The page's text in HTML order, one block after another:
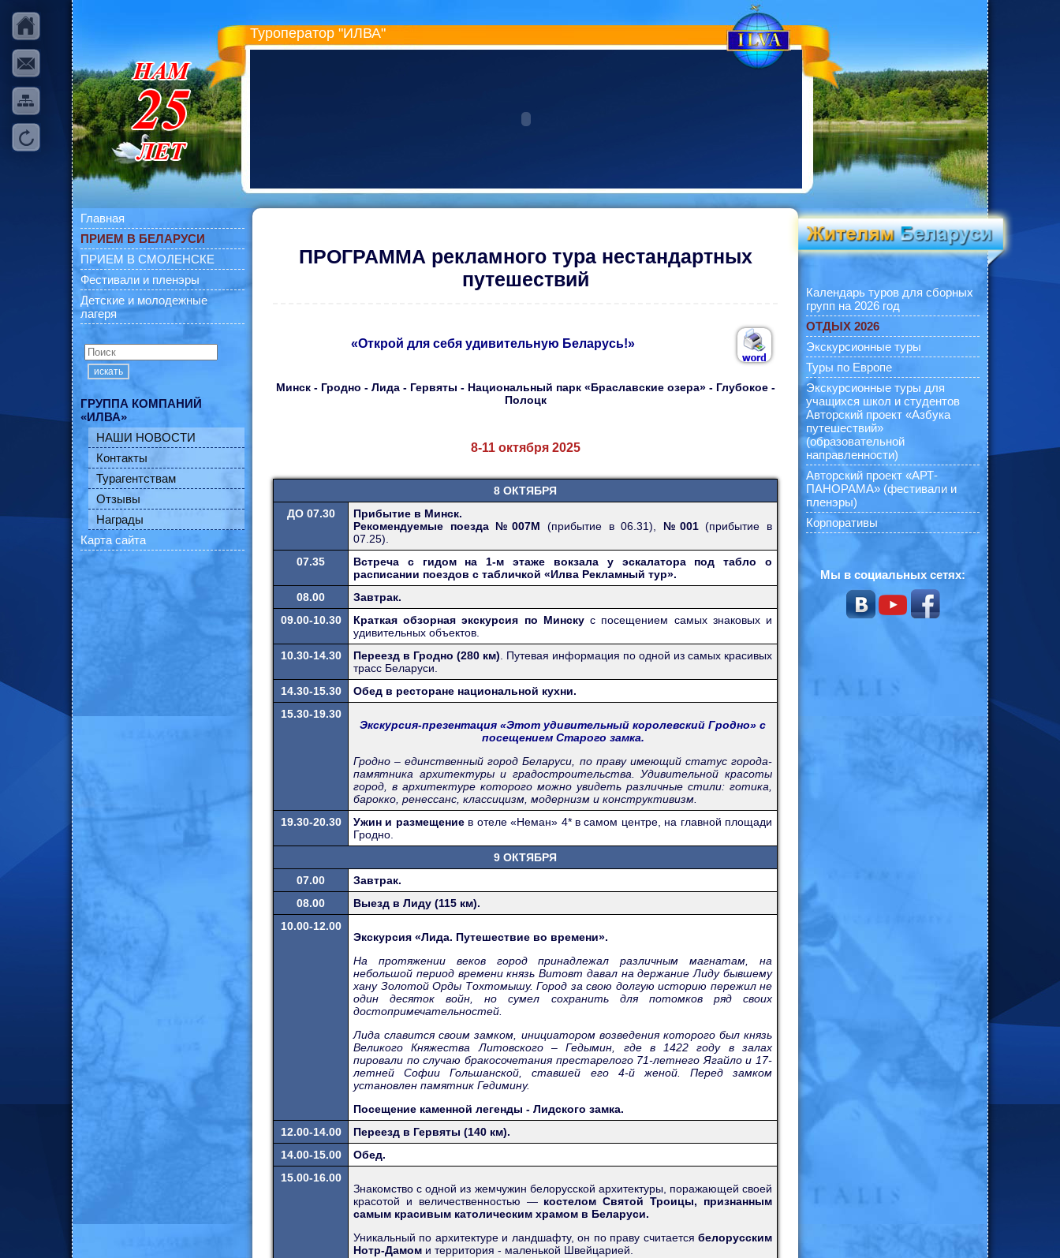
Туроператор "ИЛВА"
Главная
ПРИЕМ В БЕЛАРУСИ
ПРИЕМ В СМОЛЕНСКЕ
Фестивали и пленэры
Детские и молодежные
лагеря
искать
ГРУППА КОМПАНИЙ
«ИЛВА»
НАШИ НОВОСТИ
Контакты
Турагентствам
Отзывы
Награды
Карта сайта
ПРОГРАММА рекламного тура нестандартных
путешествий
«Открой для себя удивительную Беларусь!»
Минск - Гродно - Лида - Гервяты - Национальный парк «Браславские озера» - Глубокое -
Полоцк
8-11 октября 2025
8 ОКТЯБРЯ
ДО 07.30
Прибытие в Минск.
Рекомендуемые поезда №007М (прибытие в 06.31), №001(прибытие в
07.25).
07.35
Встреча с гидом на 1-м этаже вокзала у эскалатора под табло о
расписании поездов с табличкой «Илва Рекламный тур».
08.00
Завтрак.
09.00-10.30
Краткая обзорная экскурсия по Минскус посещением самых знаковых и
удивительных объектов.
10.30-14.30
Переезд в Гродно (280 км) . Путевая информация по одной из самых красивых
трасс Беларуси.
14.30-15.30
Обед в ресторане национальной кухни.
15.30-19.30
Экскурсия-презентация «Этот удивительный королевский Гродно» с
посещением Старого замка.
Гродно – единственный город Беларуси, по праву имеющий статус города-
памятника архитектуры и градостроительства. Удивительной красоты
город, в архитектуре которого можно увидеть различные стили: готика,
барокко, ренессанс, классицизм, модернизм и конструктивизм.
19.30-20.30
Ужин и размещение в отеле «Неман» 4* в самом центре, на главной площади
Гродно.
9 ОКТЯБРЯ
07.00
Завтрак.
08.00
Выезд в Лиду (115 км).
10.00-12.00
Экскурсия «Лида. Путешествие во времени».
На протяжении веков город принадлежал различным магнатам, на
небольшой период времени князь Витовт давал на держание Лиду бывшему
хану Золотой Орды Тохтомышу. Город за свою долгую историю пережил не
один десяток войн, но сумел сохранить для потомков ряд своих
достопримечательностей.
Лида славится своим замком, инициатором возведения которого был князь
Великого Княжества Литовского – Гедымин, где в 1422 году в залах
пировали по случаю бракосочетания престарелого 71-летнего Ягайло и 17-
летней Софии Гольшанской, ставшей его 4-й женой. Перед замком
установлен памятник Гедимину.
Посещение каменной легенды - Лидского замка.
12.00-14.00
Переезд в Гервяты (140 км).
14.00-15.00
Обед.
15.00-16.00
Знакомство с одной из жемчужин белорусской архитектуры, поражающей своей
красотой и величественностью — костелом Святой Троицы, признанным
самым красивым католическим храмом в Беларуси.
Уникальный по архитектуре и ландшафту, он по праву считается белорусским
Нотр-Дамом и территория - маленькой Швейцарией.
Календарь туров для сборных
групп на 2026 год
ОТДЫХ 2026
Экскурсионные туры
Туры по Европе
Экскурсионные туры для
учащихся школ и студентов
Авторский проект «Азбука
путешествий»
(образовательной
направленности)
Авторский проект «АРТ-
ПАНОРАМА» (фестивали и
пленэры)
Корпоративы
Мы в социальных сетях: